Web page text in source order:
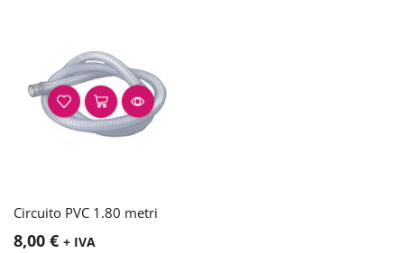
Circuito PVC 1.80 metri
8,00 € + IVA